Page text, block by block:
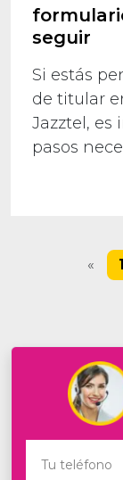
seguir
Si estás
de titular
Jazztel, es
pasos
« 1